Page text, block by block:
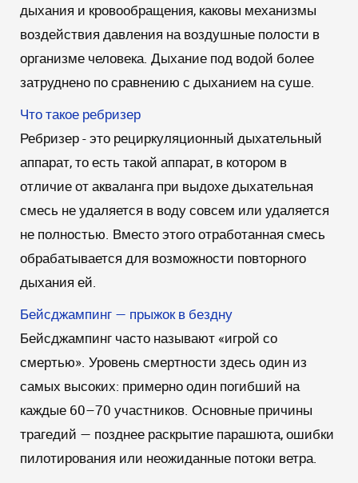
дыхания и кровообращения, каковы механизмы
воздействия давления на воздушные полости в
организме человека. Дыхание под водой более
затруднено по сравнению с дыханием на суше.
Что такое ребризер
Ребризер - это рециркуляционный дыхательный
аппарат, то есть такой аппарат, в котором в
отличие от акваланга при выдохе дыхательная
смесь не удаляется в воду совсем или удаляется
не полностью. Вместо этого отработанная смесь
обрабатывается для возможности повторного
дыхания ей.
Бейсджампинг — прыжок в бездну
Бейсджампинг часто называют «игрой со
смертью». Уровень смертности здесь один из
самых высоких: примерно один погибший на
каждые 60–70 участников. Основные причины
трагедий — позднее раскрытие парашюта, ошибки
пилотирования или неожиданные потоки ветра.